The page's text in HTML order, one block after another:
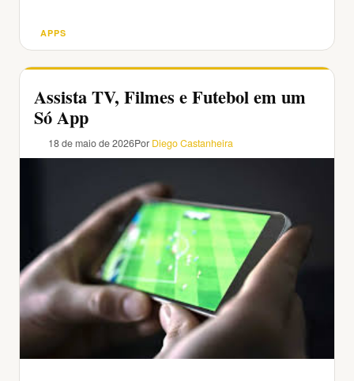
Categorias
APPS
Assista TV, Filmes e Futebol em um
Só App
18 de maio de 2026Por Diego Castanheira